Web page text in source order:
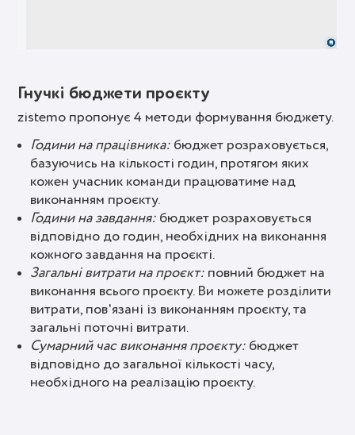
Гнучкі бюджети проєкту
zistemo пропонує 4 методи формування бюджету.
Години на працівника: бюджет розраховується,
базуючись на кількості годин, протягом яких
кожен учасник команди працюватиме над
виконанням проєкту.
Години на завдання: бюджет розраховується
відповідно до годин, необхідних на виконання
кожного завдання на проєкті.
Загальні витрати на проєкт: повний бюджет на
виконання всього проєкту. Ви можете розділити
витрати, пов'язані із виконанням проєкту, та
загальні поточні витрати.
Сумарний час виконання проєкту: бюджет
відповідно до загальної кількості часу,
необхідного на реалізацію проєкту.